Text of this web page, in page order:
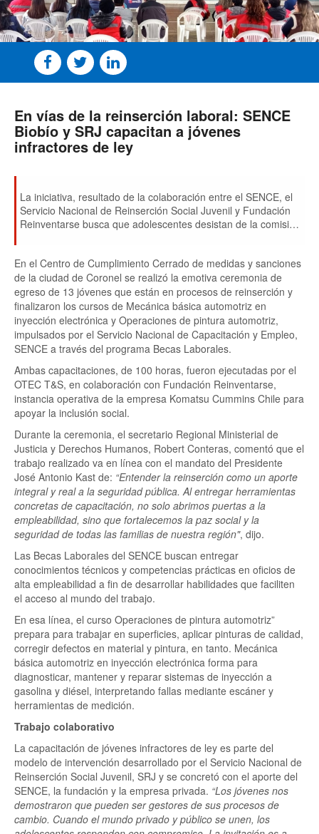
En vías de la reinserción laboral: SENCE
Biobío y SRJ capacitan a jóvenes
infractores de ley
La iniciativa, resultado de la colaboración entre el SENCE, el
Servicio Nacional de Reinserción Social Juvenil y Fundación
Reinventarse busca que adolescentes desistan de la comisión
pública regional.
En el Centro de Cumplimiento Cerrado de medidas y sanciones
de la ciudad de Coronel se realizó la emotiva ceremonia de
egreso de 13 jóvenes que están en procesos de reinserción y
finalizaron los cursos de Mecánica básica automotriz en
inyección electrónica y Operaciones de pintura automotriz,
impulsados por el Servicio Nacional de Capacitación y Empleo,
SENCE a través del programa Becas Laborales.
Ambas capacitaciones, de 100 horas, fueron ejecutadas por el
OTEC T&S, en colaboración con Fundación Reinventarse,
instancia operativa de la empresa Komatsu Cummins Chile para
apoyar la inclusión social.
Durante la ceremonia, el secretario Regional Ministerial de
Justicia y Derechos Humanos, Robert Conteras, comentó que el
trabajo realizado va en línea con el mandato del Presidente
José Antonio Kast de: “Entender la reinserción como un aporte
integral y real a la seguridad pública. Al entregar herramientas
concretas de capacitación, no solo abrimos puertas a la
empleabilidad, sino que fortalecemos la paz social y la
seguridad de todas las familias de nuestra región", dijo.
Las Becas Laborales del SENCE buscan entregar
conocimientos técnicos y competencias prácticas en oficios de
alta empleabilidad a fin de desarrollar habilidades que faciliten
el acceso al mundo del trabajo.
En esa línea, el curso Operaciones de pintura automotriz”
prepara para trabajar en superficies, aplicar pinturas de calidad,
corregir defectos en material y pintura, en tanto. Mecánica
básica automotriz en inyección electrónica forma para
diagnosticar, mantener y reparar sistemas de inyección a
gasolina y diésel, interpretando fallas mediante escáner y
herramientas de medición.
Trabajo colaborativo
La capacitación de jóvenes infractores de ley es parte del
modelo de intervención desarrollado por el Servicio Nacional de
Reinserción Social Juvenil, SRJ y se concretó con el aporte del
SENCE, la fundación y la empresa privada. “Los jóvenes nos
demostraron que pueden ser gestores de sus procesos de
cambio. Cuando el mundo privado y público se unen, los